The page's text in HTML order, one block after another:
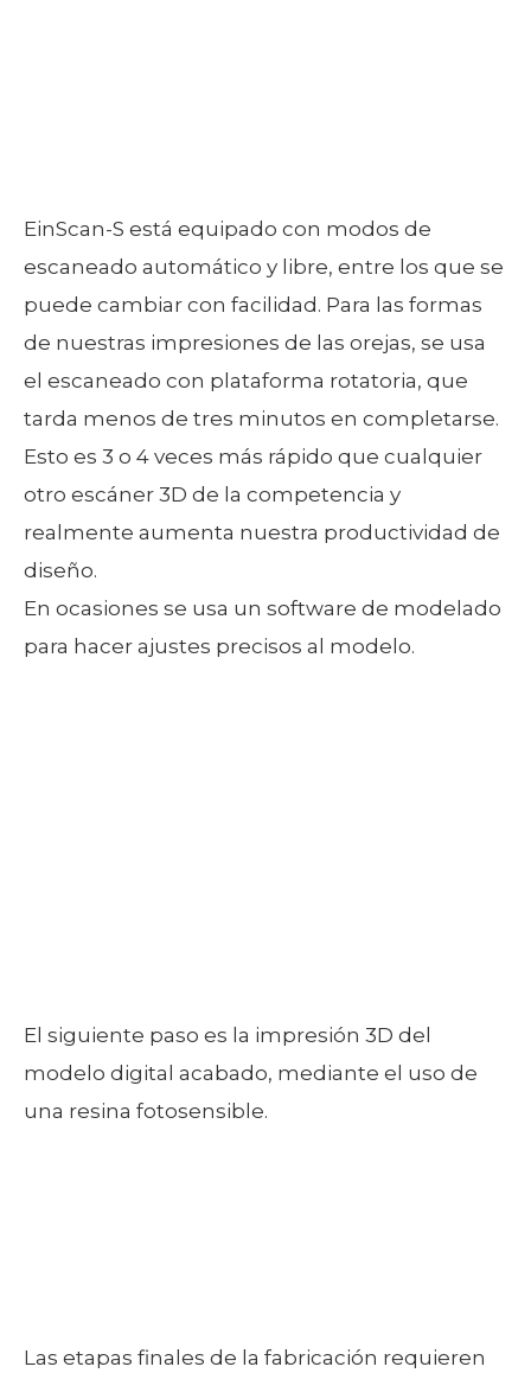
EinScan-S está equipado con modos de
escaneado automático y libre, entre los que se
puede cambiar con facilidad. Para las formas
de nuestras impresiones de las orejas, se usa
el escaneado con plataforma rotatoria, que
tarda menos de tres minutos en completarse.
Esto es 3 o 4 veces más rápido que cualquier
otro escáner 3D de la competencia y
realmente aumenta nuestra productividad de
diseño.
En ocasiones se usa un software de modelado
para hacer ajustes precisos al modelo.
El siguiente paso es la impresión 3D del
modelo digital acabado, mediante el uso de
una resina fotosensible.
Las etapas finales de la fabricación requieren